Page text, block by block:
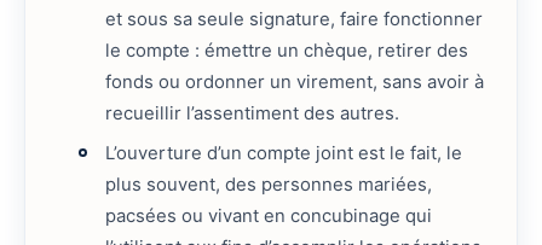
et sous sa seule signature, faire fonctionner
le compte : émettre un chèque, retirer des
fonds ou ordonner un virement, sans avoir à
recueillir l’assentiment des autres.
L’ouverture d’un compte joint est le fait, le
plus souvent, des personnes mariées,
pacsées ou vivant en concubinage qui